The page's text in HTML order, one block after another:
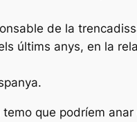
de la
últims anys, en la
que podríem anar